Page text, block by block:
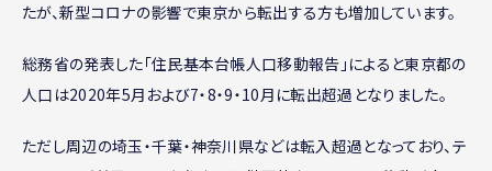
たが、新型コロナの影響で東京から転出する方も増加しています。
総務省の発表した「住民基本台帳人口移動報告」によると東京都の
人口は2020年5月および7・8・9・10月に転出超過となりました。
ただし周辺の埼玉・千葉・神奈川県などは転入超過となっており、テ